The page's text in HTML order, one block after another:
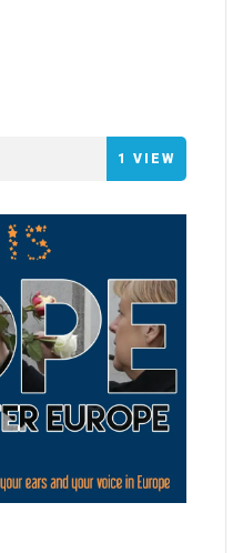
1 VIEW